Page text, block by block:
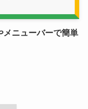
メニューバーで簡単